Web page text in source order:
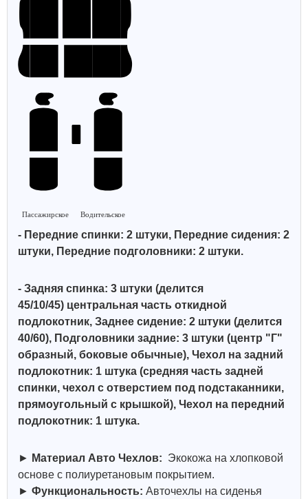
Пассажирское Водительское
- Передние спинки: 2 штуки, Передние сидения: 2
штуки, Передние подголовники: 2 штуки.
- Задняя спинка: 3 штуки (делится
45/10/45) центральная часть откидной
подлокотник, Заднее сидение: 2 штуки (делится
40/60), Подголовники задние: 3 штуки (центр "Г"
образный, боковые обычные), Чехол на задний
подлокотник: 1 штука (средняя часть задней
спинки, чехол с отверстием под подстаканники,
прямоугольный с крышкой), Чехол на передний
подлокотник: 1 штука.
► Материал Авто Чехлов: Экокожа на хлопковой
основе с полиуретановым покрытием.
► Функциональность: Авточехлы на сиденья